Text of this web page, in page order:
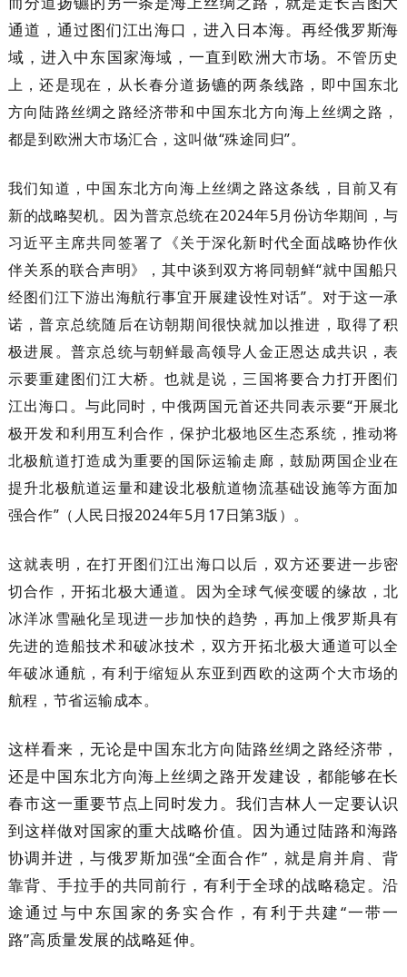
通道，通过图们江出海口，进入日本海。再经俄罗斯海
域，进入中东国家海域，一直到欧洲大市场。不管历史
上，还是现在，从长春分道扬镳的两条线路，即中国东北
方向陆路丝绸之路经济带和中国东北方向海上丝绸之路，
都是到欧洲大市场汇合，这叫做“殊途同归”。
我们知道，中国东北方向海上丝绸之路这条线，目前又有
新的战略契机。因为普京总统在2024年5月份访华期间，与
习近平主席共同签署了《关于深化新时代全面战略协作伙
伴关系的联合声明》，其中谈到双方将同朝鲜“就中国船只
经图们江下游出海航行事宜开展建设性对话”。对于这一承
诺，普京总统随后在访朝期间很快就加以推进，取得了积
极进展。普京总统与朝鲜最高领导人金正恩达成共识，表
示要重建图们江大桥。也就是说，三国将要合力打开图们
江出海口。与此同时，中俄两国元首还共同表示要“开展北
极开发和利用互利合作，保护北极地区生态系统，推动将
北极航道打造成为重要的国际运输走廊，鼓励两国企业在
提升北极航道运量和建设北极航道物流基础设施等方面加
强合作”（人民日报2024年5月17日第3版）。
这就表明，在打开图们江出海口以后，双方还要进一步密
切合作，开拓北极大通道。因为全球气候变暖的缘故，北
冰洋冰雪融化呈现进一步加快的趋势，再加上俄罗斯具有
先进的造船技术和破冰技术，双方开拓北极大通道可以全
年破冰通航，有利于缩短从东亚到西欧的这两个大市场的
航程，节省运输成本。
这样看来，无论是中国东北方向陆路丝绸之路经济带，
还是中国东北方向海上丝绸之路开发建设，都能够在长
春市这一重要节点上同时发力。我们吉林人一定要认识
到这样做对国家的重大战略价值。因为通过陆路和海路
协调并进，与俄罗斯加强“全面合作”，就是肩并肩、背
靠背、手拉手的共同前行，有利于全球的战略稳定。沿
途通过与中东国家的务实合作，有利于共建“一带一
路”高质量发展的战略延伸。